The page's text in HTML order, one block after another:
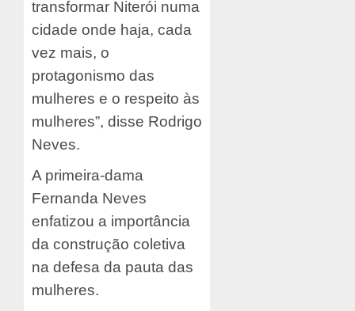
transformar Niterói numa
cidade onde haja, cada
vez mais, o
protagonismo das
mulheres e o respeito às
mulheres”, disse Rodrigo
Neves.
A primeira-dama
Fernanda Neves
enfatizou a importância
da construção coletiva
na defesa da pauta das
mulheres.